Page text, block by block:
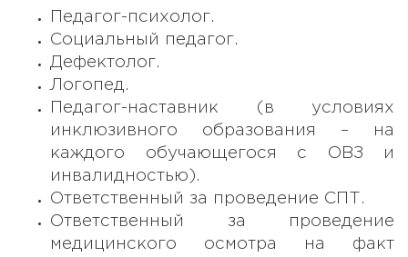
Педагог-психолог.
Социальный педагог.
Дефектолог.
Логопед.
Педагог-наставник (в условиях
инклюзивного образования – на
каждого обучающегося с ОВЗ и
инвалидностью).
Ответственный за проведение СПТ.
Ответственный за проведение
медицинского осмотра на факт